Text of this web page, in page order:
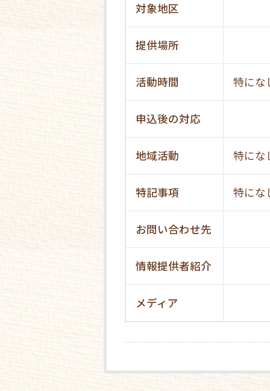
対象地区
提供場所
活動時間 特にな
申込後の対応
地域活動 特にな
特記事項 特にな
お問い合わせ先
情報提供者紹介
メディア